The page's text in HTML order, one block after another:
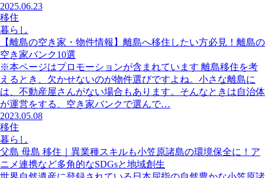
2025.06.23
移住
暮らし
【離島の空き家・物件情報】離島へ移住したい方必見！離島の
空き家バンク10選
※本ページはプロモーションが含まれています 離島移住を考
えるとき、欠かせないのが物件選びですよね。小さな離島に
は、不動産屋さんがない場合もあります。そんなときは自治体
が運営をする、空き家バンクで選んで…
2023.05.08
移住
暮らし
父島 母島 移住｜異業種スキルも小笠原諸島の環境保全に！ア
ニメ連携など多角的なSDGsと地域創生